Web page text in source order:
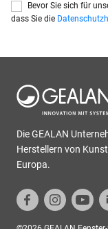
Bevor Sie sich für
dass Sie die
Die GEALAN
Herstellern von
Europa.